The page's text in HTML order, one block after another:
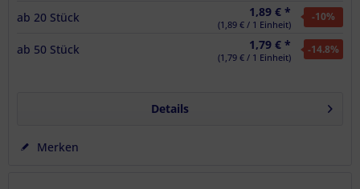
ab 20 Stück 1,89 € *
(1,89 € / 1 Einheit)
-10%
ab 50 Stück 1,79 € *
(1,79 € / 1 Einheit)
-14.8%
Details
Merken